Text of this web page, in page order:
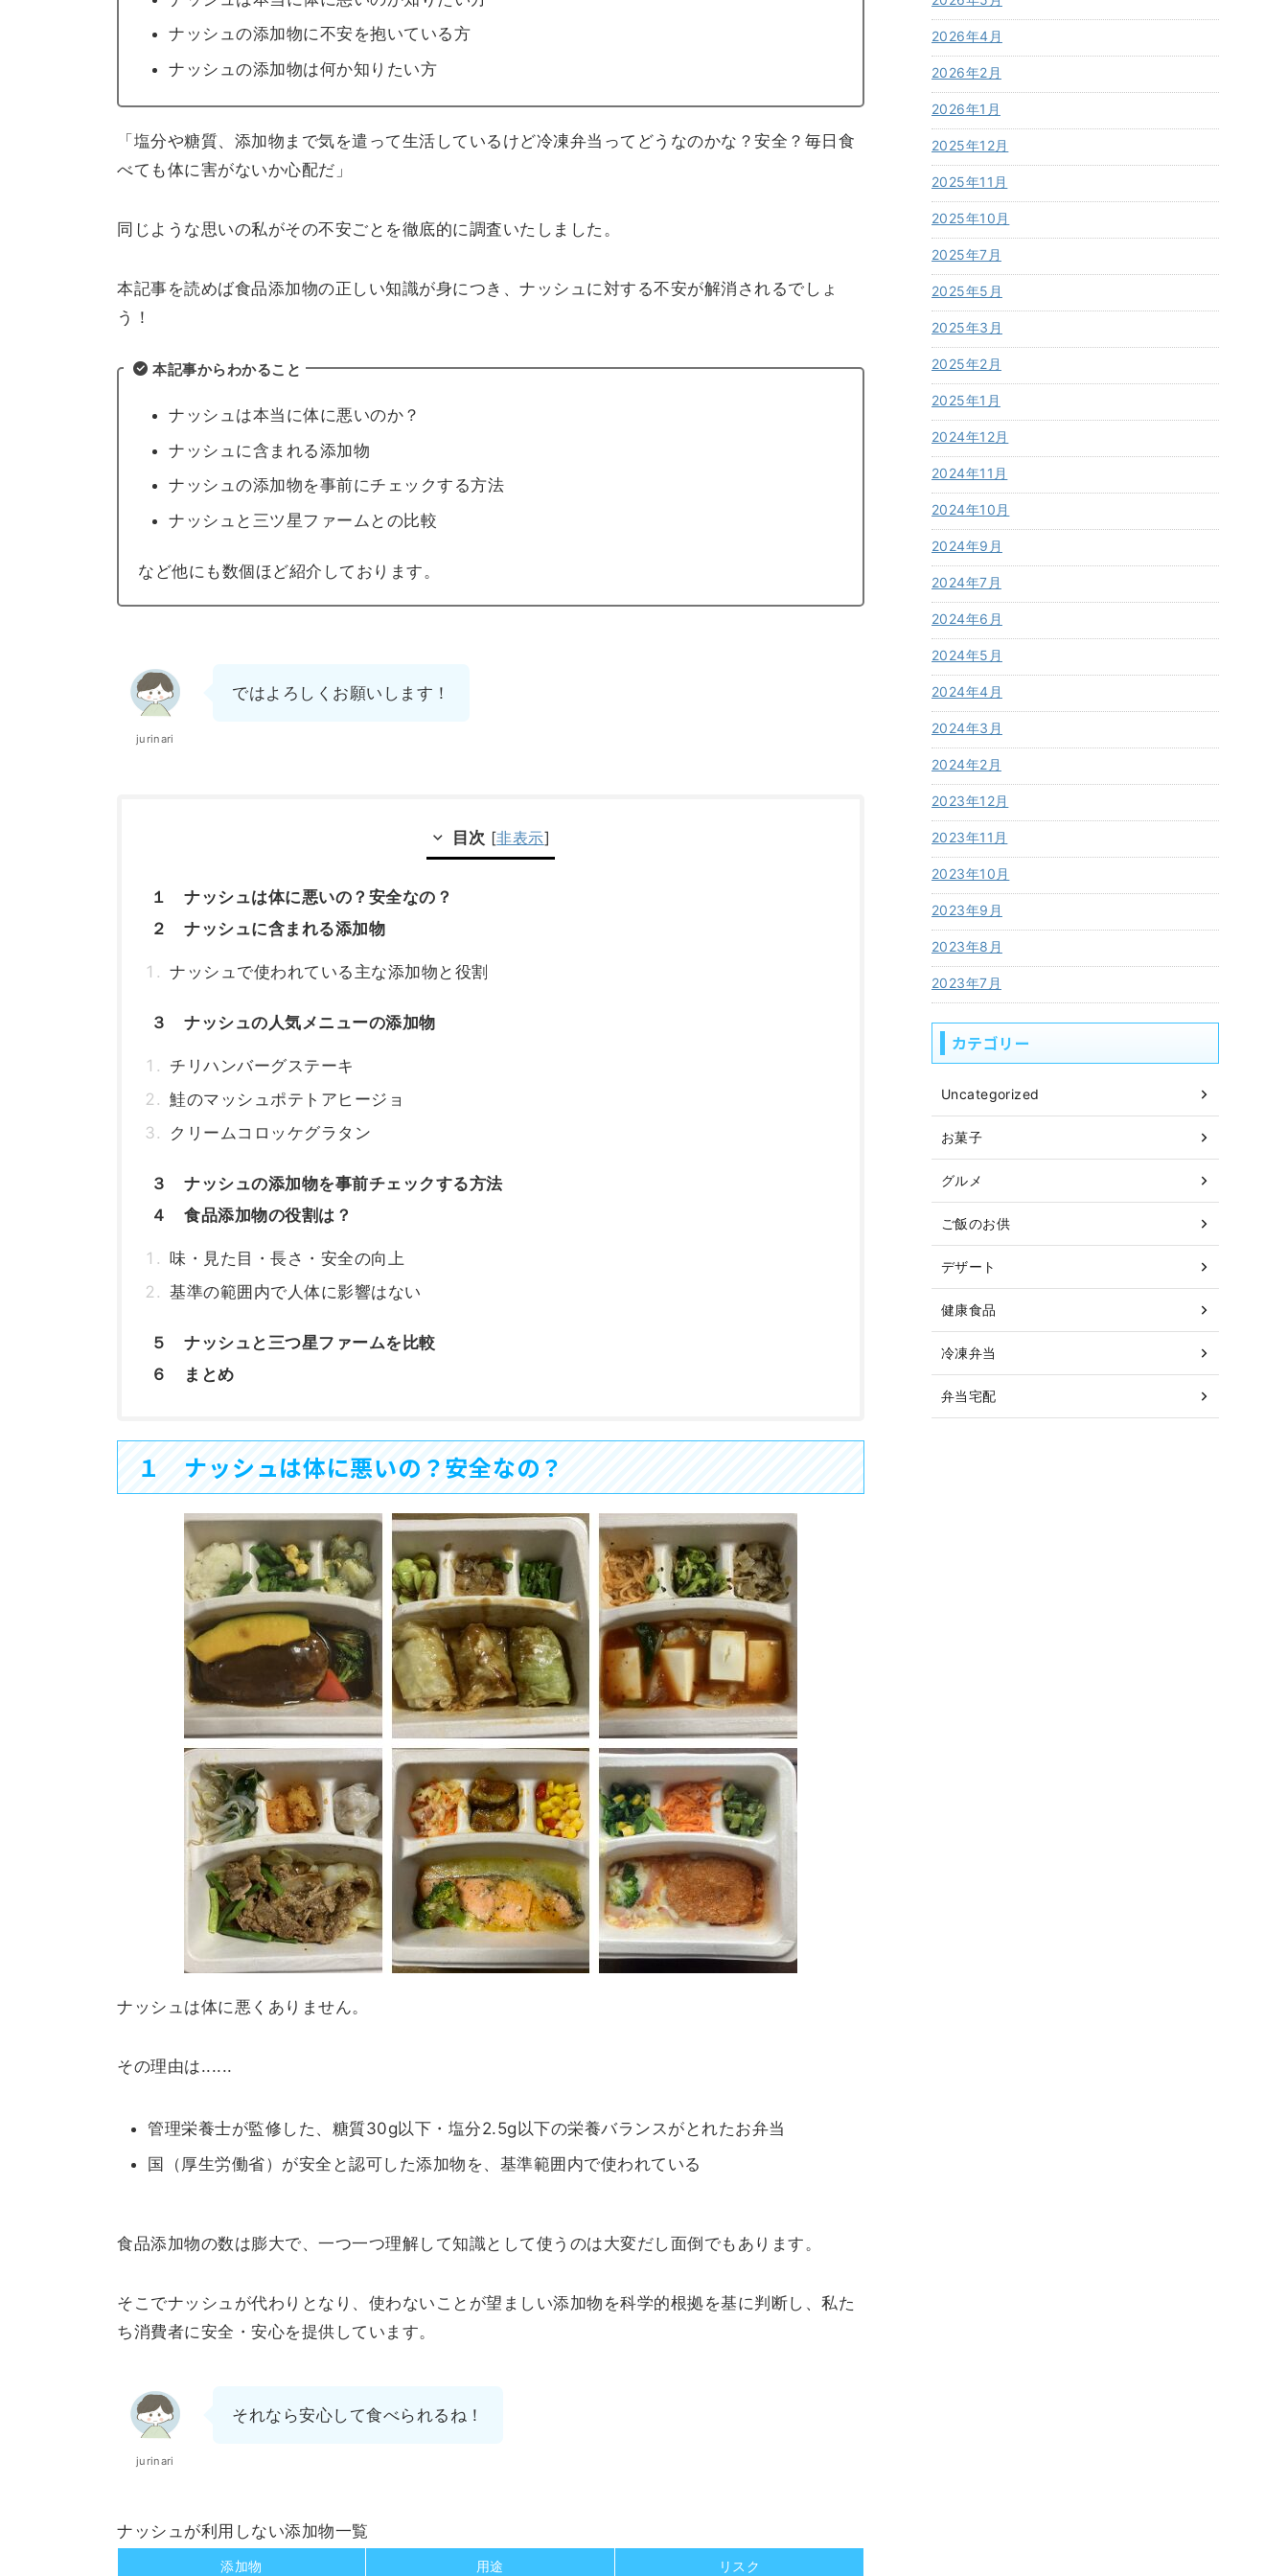
ナッシュの添加物に不安を抱いている方
ナッシュの添加物は何か知りたい方
「塩分や糖質、添加物まで気を遣って生活しているけど冷凍弁当ってどうなのかな？安全？毎日食
べても体に害がないか心配だ」
同じような思いの私がその不安ごとを徹底的に調査いたしました。
本記事を読めば食品添加物の正しい知識が身につき、ナッシュに対する不安が解消されるでしょ
う！
本記事からわかること
ナッシュは本当に体に悪いのか？
ナッシュに含まれる添加物
ナッシュの添加物を事前にチェックする方法
ナッシュと三ツ星ファームとの比較
など他にも数個ほど紹介しております。
jurinari
ではよろしくお願いします！
目次 [非表示]
１ ナッシュは体に悪いの？安全なの？
２ ナッシュに含まれる添加物
ナッシュで使われている主な添加物と役割
３ ナッシュの人気メニューの添加物
チリハンバーグステーキ
鮭のマッシュポテトアヒージョ
クリームコロッケグラタン
３ ナッシュの添加物を事前チェックする方法
４ 食品添加物の役割は？
味・見た目・長さ・安全の向上
基準の範囲内で人体に影響はない
５ ナッシュと三つ星ファームを比較
６ まとめ
１ ナッシュは体に悪いの？安全なの？
ナッシュは体に悪くありません。
その理由は......
管理栄養士が監修した、糖質30g以下・塩分2.5g以下の栄養バランスがとれたお弁当
国（厚生労働省）が安全と認可した添加物を、基準範囲内で使われている
食品添加物の数は膨大で、一つ一つ理解して知識として使うのは大変だし面倒でもあります。
そこでナッシュが代わりとなり、使わないことが望ましい添加物を科学的根拠を基に判断し、私た
ち消費者に安全・安心を提供しています。
jurinari
それなら安心して食べられるね！
ナッシュが利用しない添加物一覧
添加物 用途 リスク
2026年4月
2026年2月
2026年1月
2025年12月
2025年11月
2025年10月
2025年7月
2025年5月
2025年3月
2025年2月
2025年1月
2024年12月
2024年11月
2024年10月
2024年9月
2024年7月
2024年6月
2024年5月
2024年4月
2024年3月
2024年2月
2023年12月
2023年11月
2023年10月
2023年9月
2023年8月
2023年7月
カテゴリー
Uncategorized
お菓子
グルメ
ご飯のお供
デザート
健康食品
冷凍弁当
弁当宅配